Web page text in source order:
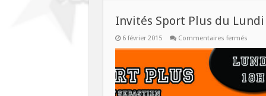
Invités Sport Plus du Lundi
6 février 2015 Commentaires ferméssur
Plus
du
Lundi
09
Février